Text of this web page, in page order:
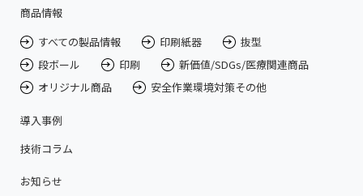
商品情報
すべての製品情報
印刷紙器
抜型
段ボール
印刷
新価値/SDGs/医療関連商品
オリジナル商品
安全作業環境対策その他
導入事例
技術コラム
お知らせ